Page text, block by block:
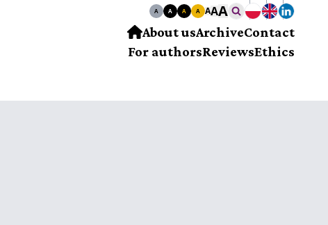
A A A A AAA
About usArchiveContact
For authorsReviewsEthics